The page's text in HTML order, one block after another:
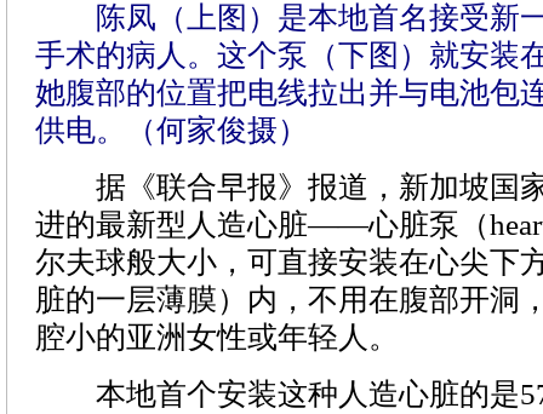
陈凤（上图）是本地首名接受新
手术的病人。这个泵（下图）就安装
她腹部的位置把电线拉出并与电池包
供电。（何家俊摄）
据《联合早报》报道，新加坡国
进的最新型人造心脏——心脏泵（
尔夫球般大小，可直接安装在心尖下
脏的一层薄膜）内，不用在腹部开洞
腔小的亚洲女性或年轻人。
本地首个安装这种人造心脏的是